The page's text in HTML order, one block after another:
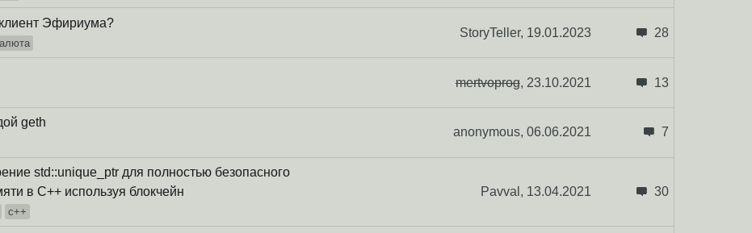
28
клиент Эфириума?
StoryTeller, 19.01.2023
13
mertvoprog, 23.10.2021
7
geth
anonymous, 06.06.2021
30
std::unique_ptr для полностью безопасного
в С++ используя блокчейн
c++
Pavval, 13.04.2021